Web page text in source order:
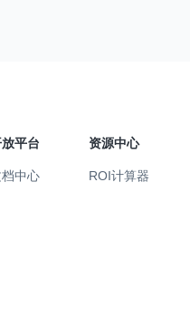
平台
中心
资源中心
ROI计算器